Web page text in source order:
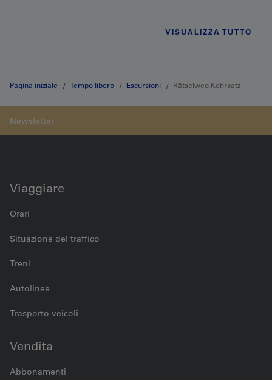
VISUALIZZA TUTTO
Pagina iniziale Tempo libero Escursioni Rätselweg Kehrsatz–
Viaggiare
Orari
Situazione del traffico
Treni
Autolinee
Trasporto veicoli
Vendita
Abbonamenti